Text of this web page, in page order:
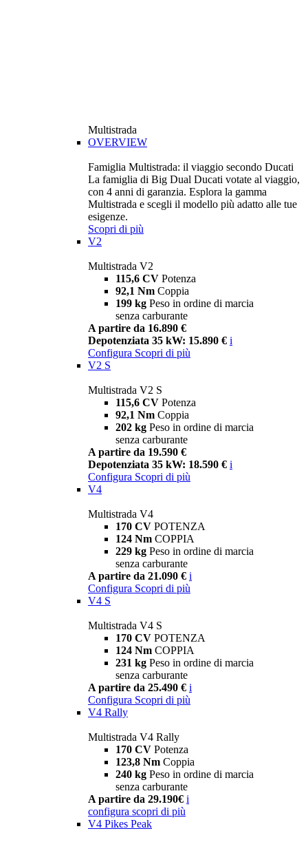
Multistrada
OVERVIEW
Famiglia Multistrada: il viaggio secondo Ducati
La famiglia di Big Dual Ducati votate al viaggio,
con 4 anni di garanzia. Esplora la gamma
Multistrada e scegli il modello più adatto alle tue
esigenze.
Scopri di più
V2
Multistrada V2
115,6 CV Potenza
92,1 Nm Coppia
199 kg Peso in ordine di marcia
senza carburante
A partire da 16.890 €
Depotenziata 35 kW: 15.890 € i
Configura Scopri di più
V2 S
Multistrada V2 S
115,6 CV Potenza
92,1 Nm Coppia
202 kg Peso in ordine di marcia
senza carburante
A partire da 19.590 €
Depotenziata 35 kW: 18.590 € i
Configura Scopri di più
V4
Multistrada V4
170 CV POTENZA
124 Nm COPPIA
229 kg Peso in ordine di marcia
senza carburante
A partire da 21.090 € i
Configura Scopri di più
V4 S
Multistrada V4 S
170 CV POTENZA
124 Nm COPPIA
231 kg Peso in ordine di marcia
senza carburante
A partire da 25.490 € i
Configura Scopri di più
V4 Rally
Multistrada V4 Rally
170 CV Potenza
123,8 Nm Coppia
240 kg Peso in ordine di marcia
senza carburante
A partire da 29.190€ i
configura scopri di più
V4 Pikes Peak